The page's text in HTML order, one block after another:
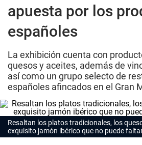
apuesta por los
españoles
La exhibición cuenta con
quesos y aceites, además de
así como un grupo selecto de
españoles afincados en el Gran
Resaltan los platos tradicionales, los
exquisito jamón ibérico que no puede